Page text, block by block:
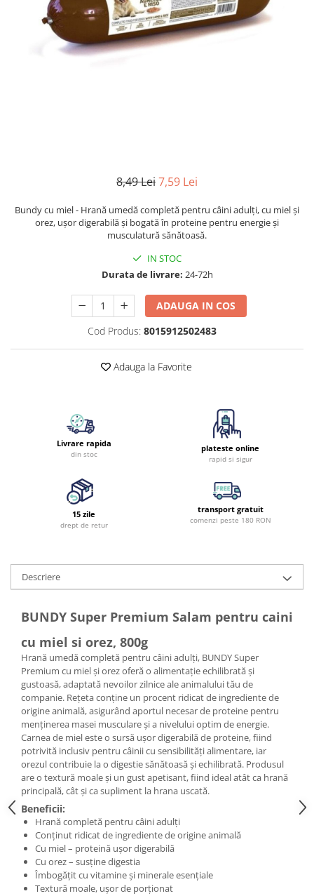
8,49 Lei7,59 Lei
Bundy cu miel - Hrană umedă completă pentru câini adulți, cu miel și
orez, ușor digerabilă și bogată în proteine pentru energie și
musculatură sănătoasă.
IN STOC
Durata de livrare: 24-72h
ADAUGA IN COS
Cod Produs: 8015912502483
Adauga la Favorite
Livrare rapida
din stoc
plateste online
rapid si sigur
15 zile
drept de retur
transport gratuit
comenzi peste 180 RON
Descriere
BUNDY Super Premium Salam pentru caini
cu miel si orez, 800g
Hrană umedă completă pentru câini adulți, BUNDY Super
Premium cu miel și orez oferă o alimentație echilibrată și
gustoasă, adaptată nevoilor zilnice ale animalului tău de
companie. Rețeta conține un procent ridicat de ingrediente de
origine animală, asigurând aportul necesar de proteine pentru
menținerea masei musculare și a nivelului optim de energie.
Carnea de miel este o sursă ușor digerabilă de proteine, fiind
potrivită inclusiv pentru câinii cu sensibilități alimentare, iar
orezul contribuie la o digestie sănătoasă și echilibrată. Produsul
are o textură moale și un gust apetisant, fiind ideal atât ca hrană
principală, cât și ca supliment la hrana uscată.
Beneficii:
Hrană completă pentru câini adulți
Conținut ridicat de ingrediente de origine animală
Cu miel – proteină ușor digerabilă
Cu orez – susține digestia
Îmbogățit cu vitamine și minerale esențiale
Textură moale, ușor de porționat